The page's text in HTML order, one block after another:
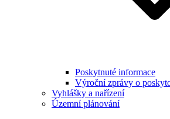
Poskytnuté informace
Výroční zprávy o
Vyhlášky a nařízení
Územní plánování